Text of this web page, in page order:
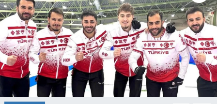
Buz Pateni
Çim Hokeyi
Cimnastik
Curling